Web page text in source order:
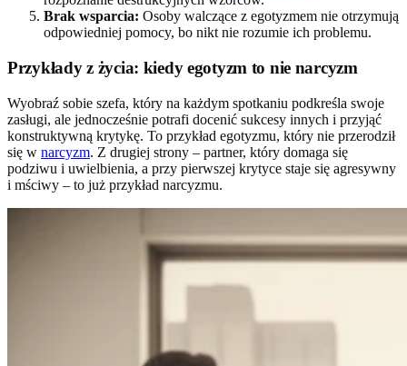
Brak wsparcia: Osoby walczące z egotyzmem nie otrzymują
odpowiedniej pomocy, bo nikt nie rozumie ich problemu.
Przykłady z życia: kiedy egotyzm to nie narcyzm
Wyobraź sobie szefa, który na każdym spotkaniu podkreśla swoje
zasługi, ale jednocześnie potrafi docenić sukcesy innych i przyjąć
konstruktywną krytykę. To przykład egotyzmu, który nie przerodził
się w narcyzm. Z drugiej strony – partner, który domaga się
podziwu i uwielbienia, a przy pierwszej krytyce staje się agresywny
i mściwy – to już przykład narcyzmu.